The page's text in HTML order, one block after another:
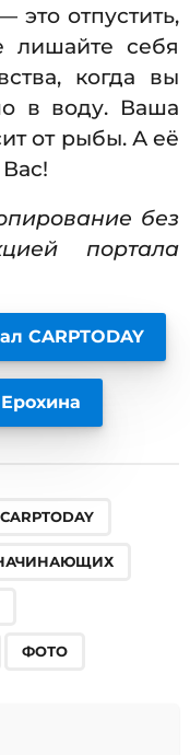
отпустить,
лишайте себя
когда вы
в воду. Ваша
от рыбы. А её
без
портала
CARPTODAY
ФОТО